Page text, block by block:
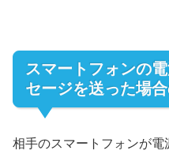
スマートフォンの
セージを送った場
相手のスマートフォンが